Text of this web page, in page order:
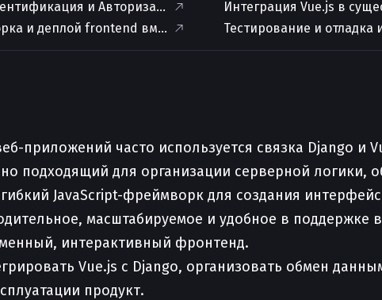
и Авторизация
и деплой frontend вместе с backend
Интеграция Vue.js в
Тестирование и отладка
приложений часто используется связка Django
подходящий для организации серверной логики,
JavaScript-фреймворк для создания
масштабируемое и удобное в поддержке
интерактивный фронтенд.
Vue.js с Django, организовать обмен
продукт.